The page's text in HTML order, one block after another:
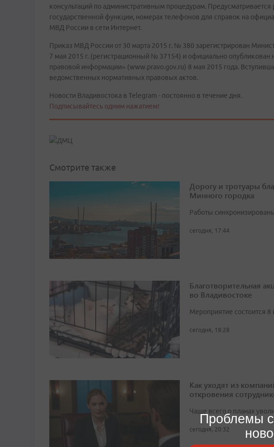
консультаций по административным процедурам.
государственной функции, номерах телефонов для справок на
МВД России в сети Интернет.
Приказ МВД России от 30 марта 2015 г. № 380 зарегистрирован
7 мая 2015 г. (регистрационный № 37154) и официально
правовой информации» (www.pravo.gov.ru) 8 мая 2015 года.
ведомственных нормативных правовых актов.
Новости Владивостока в Telegram - постоянно в течение дня.
Подписывайтесь одним нажатием!
Смотрите также
Дорогу и тротуары
Минного городка
Работы
сегодня, 17:44
Благотворительная
во Владивостоке
Мероприятие состоится 8
сегодня, 18:28
Как уходят из
откровения
Чаще всего о планах
сегодня, 20:32
Проблемы